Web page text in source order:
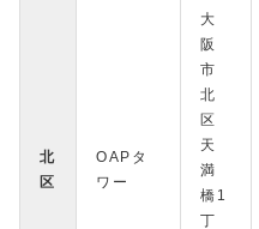
北
区
OAPタ
ワー
大
阪
市
北
区
天
満
橋1
丁